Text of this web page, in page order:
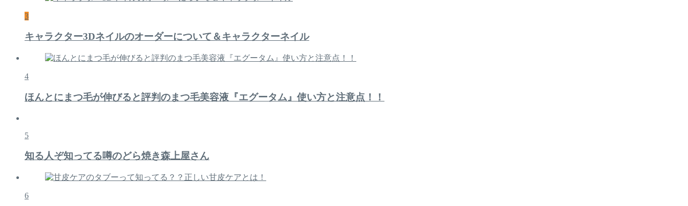
3
キャラクター3Dネイルのオーダーについて＆キャラクターネイル
4
ほんとにまつ毛が伸びると評判のまつ毛美容液『エグータム』使い方と注意点！！
5
知る人ぞ知ってる噂のどら焼き森上屋さん
6